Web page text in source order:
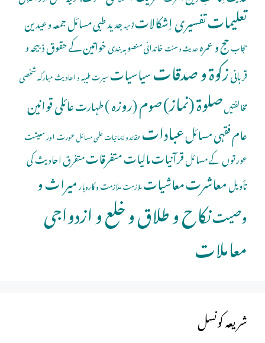
تعلیماتتفسیری اِشکالاتتوحیدجدید طبی مسائلجمعہ و عیدین
حجابحج و عمرہحدیث و سنتخاندانی منصوبہ بندیخواتین کے حقوقذبیحہ و
قربانیزکوۃ و صدقاتسیاسیاتسیرت طیبہ و احادیث مبارکہشخصی
مخالفتیںصلوة (نماز)صوم (روزہ )طہارتعائلی قوانین
عام فقہی مسائلعباداتعقائد و ایمانیاتعلمی مسائلعورت اور معیشت
عورتوں کے مسائلقرآنیاتمالیاتمتفرقاتمتفرق احادیث کی
تأویلمعاشرتمعاشیاتملازمتملازمت و کاروبارمیراث و
وصیتنکاح و طلاق و خلع و ازدواجی
معاملات
شریعہ کونسل